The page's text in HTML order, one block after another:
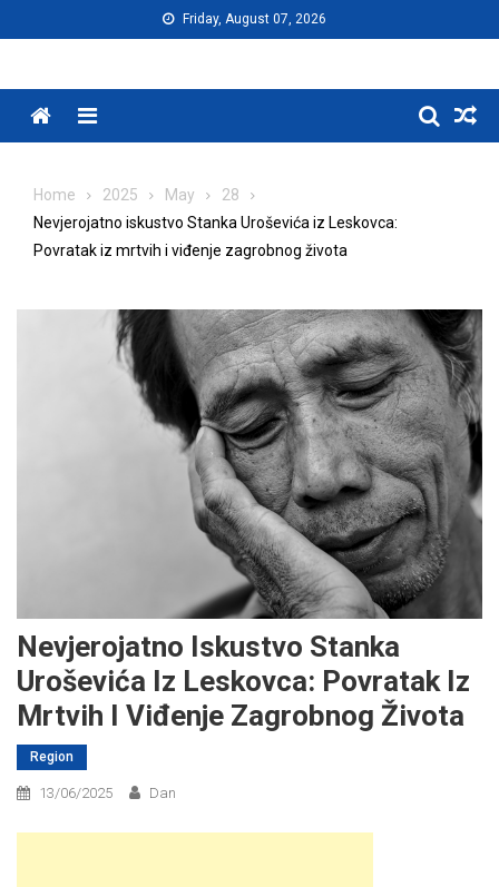
to
Friday, August 07, 2026
Menu
Home 2025 May
28
Nevjerojatno iskustvo Stanka Uroševića iz Leskovca:
Povratak iz mrtvih i viđenje zagrobnog života
Nevjerojatno Iskustvo Stanka
Uroševića Iz Leskovca: Povratak Iz
Mrtvih I Viđenje Zagrobnog Života
Region
13/06/2025 Dan